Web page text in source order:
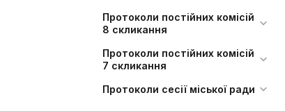
Протоколи постійних комісій
8 скликання
Протоколи постійних комісій
7 скликання
Протоколи сесії міської ради